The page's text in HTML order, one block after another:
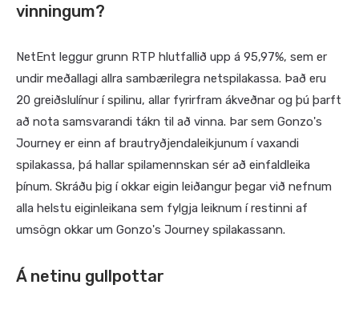
vinningum?
NetEnt leggur grunn RTP hlutfallið upp á 95,97%, sem er
undir meðallagi allra sambærilegra netspilakassa. Það eru
20 greiðslulínur í spilinu, allar fyrirfram ákveðnar og þú þarft
að nota samsvarandi tákn til að vinna. Þar sem Gonzo's
Journey er einn af brautryðjendaleikjunum í vaxandi
spilakassa, þá hallar spilamennskan sér að einfaldleika
þínum. Skráðu þig í okkar eigin leiðangur þegar við nefnum
alla helstu eiginleikana sem fylgja leiknum í restinni af
umsögn okkar um Gonzo's Journey spilakassann.
Á netinu gullpottar